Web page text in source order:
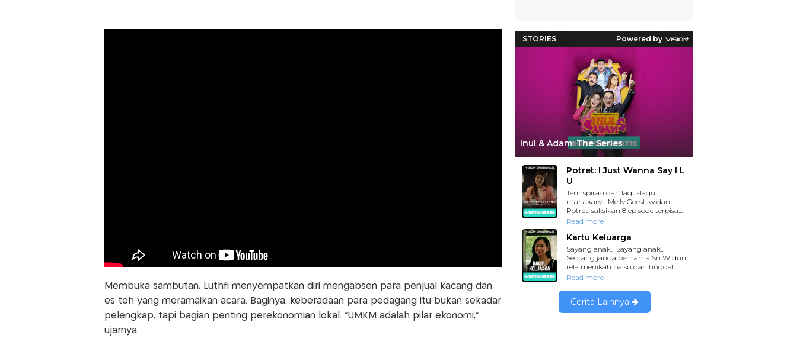
Membuka sambutan, Luthfi menyempatkan diri mengabsen para penjual kacang dan
es teh yang meramaikan acara. Baginya, keberadaan para pedagang itu bukan sekadar
pelengkap, tapi bagian penting perekonomian lokal. "UMKM adalah pilar ekonomi,"
ujarnya.